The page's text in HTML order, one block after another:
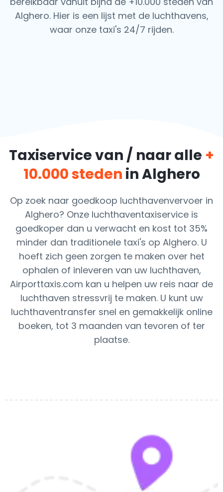
Alghero. Hier is een lijst met de luchthavens,
waar onze taxi's 24/7 rijden.
Taxiservice van / naar alle +
10.000 steden in Alghero
Op zoek naar goedkoop luchthavenvervoer in
Alghero? Onze luchthaventaxiservice is
goedkoper dan u verwacht en kost tot 35%
minder dan traditionele taxi's op Alghero. U
hoeft zich geen zorgen te maken over het
ophalen of inleveren van uw luchthaven,
Airporttaxis.com kan u helpen uw reis naar de
luchthaven stressvrij te maken. U kunt uw
luchthaventransfer snel en gemakkelijk online
boeken, tot 3 maanden van tevoren of ter
plaatse.